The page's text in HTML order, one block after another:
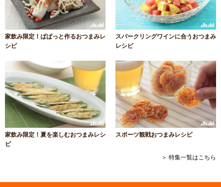
家飲み限定！ぱぱっと作るおつまみレ
シピ
スパークリングワインに合うおつまみ
レシピ
家飲み限定！夏を楽しむおつまみレシ
ピ
スポーツ観戦おつまみレシピ
＞ 特集一覧はこちら